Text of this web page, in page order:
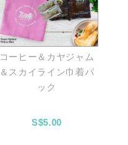
コーヒー＆カヤジャム
＆スカイライン巾着パ
ック
S$5.00